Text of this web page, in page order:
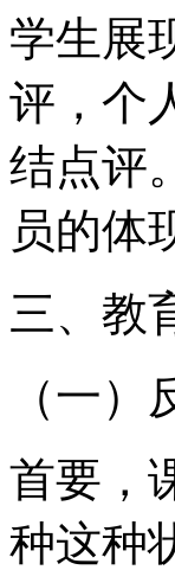
学生展
评，个
结点评
员的体
三、教
（一）
首要，
种这种